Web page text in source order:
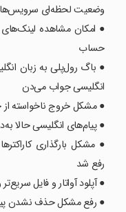
وضعیت لحظه‌ای سرویس‌ها
● امکان مشاهده لینک‌های
حساب
● باگ رول‌پلی به زبان
انگلیسی جواب می‌دن
● مشکل خروج ناخواسته
● پیام‌های انگلیسی حالا
● مشکل بارگذاری
رفع شد
● آپلود آواتار و فایل
● رفع مشکل حذف نشدن